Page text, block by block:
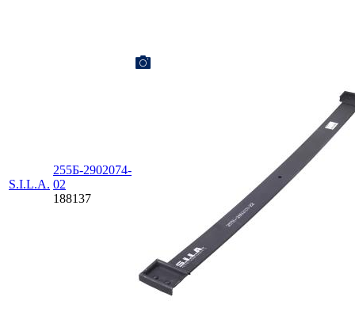
S.I.L.A.
255Б-2902074-
02
188137